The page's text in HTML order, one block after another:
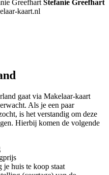
Stefanie Greefhart
kaart.nl
gaat via Makelaar-kaart
Als je een paar
is het verstandig om deze
Hierbij komen de volgende
je huis te koop staat